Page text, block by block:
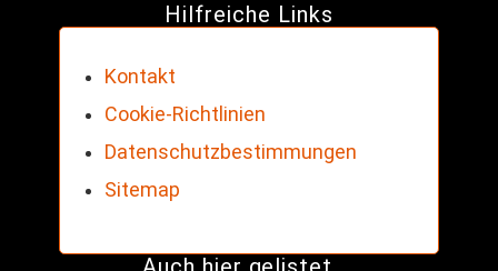
Hilfreiche Links
Kontakt
Cookie-Richtlinien
Datenschutzbestimmungen
Sitemap